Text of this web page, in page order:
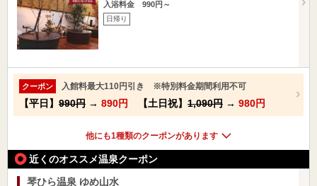
入浴料金 990円～
日帰り
クーポン 入館料最大110円引き ※特別料金期間利用不可
【平日】 990円 → 890円 【土日祝】 1,090円 → 980円
他にも1種類のクーポンがあります
近くのオススメ温泉クーポン
琴ひら温泉 ゆめ山水